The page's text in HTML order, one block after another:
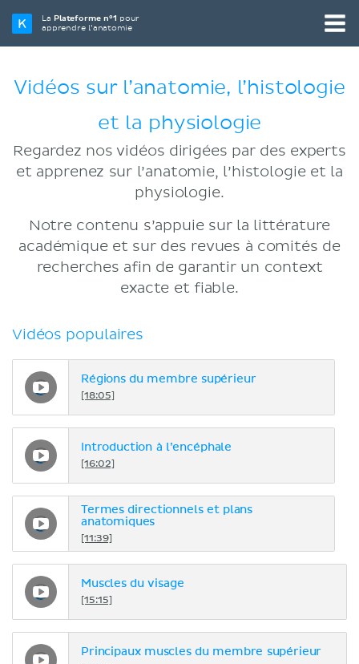
La Plateforme n°1 pour
apprendre l’anatomie
Vidéos sur l’anatomie, l’histologie
et la physiologie
Regardez nos vidéos dirigées par des experts
et apprenez sur l’anatomie, l’histologie et la
physiologie.
Notre contenu s’appuie sur la littérature
académique et sur des revues à comités de
recherches afin de garantir un context
exacte et fiable.
Vidéos populaires
Régions du membre supérieur
[18:05]
Introduction à l’encéphale
[16:02]
Termes directionnels et plans
anatomiques
[11:39]
Muscles du visage
[15:15]
Principaux muscles du membre supérieur